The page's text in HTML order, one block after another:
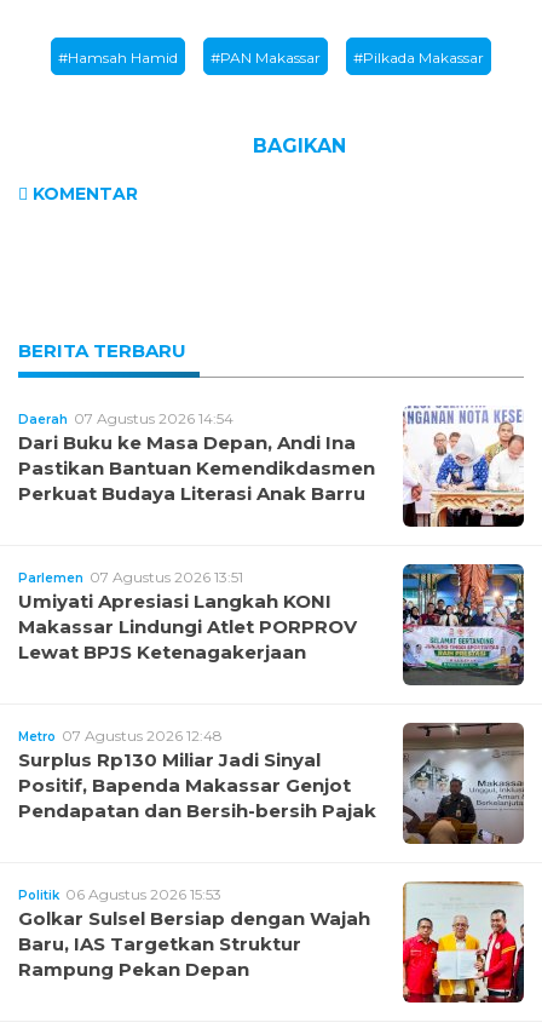
#Hamsah Hamid #PAN Makassar #Pilkada Makassar
BAGIKAN
KOMENTAR
BERITA TERBARU
Daerah 07 Agustus 2026 14:54
Dari Buku ke Masa Depan, Andi Ina
Pastikan Bantuan Kemendikdasmen
Perkuat Budaya Literasi Anak Barru
Parlemen 07 Agustus 2026 13:51
Umiyati Apresiasi Langkah KONI
Makassar Lindungi Atlet PORPROV
Lewat BPJS Ketenagakerjaan
Metro 07 Agustus 2026 12:48
Surplus Rp130 Miliar Jadi Sinyal
Positif, Bapenda Makassar Genjot
Pendapatan dan Bersih-bersih Pajak
Politik 06 Agustus 2026 15:53
Golkar Sulsel Bersiap dengan Wajah
Baru, IAS Targetkan Struktur
Rampung Pekan Depan